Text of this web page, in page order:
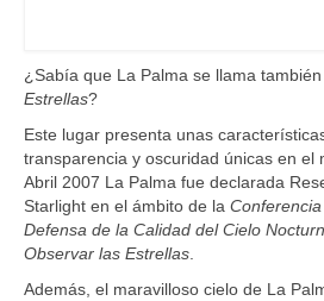
¿Sabía que La Palma se llama también
Estrellas?
Este lugar presenta unas
transparencia y oscuridad únicas en el
Abril 2007 La Palma fue declarada
Starlight en el ámbito de la
Defensa de la Calidad del Cielo
Observar las Estrellas
Además, el maravilloso cielo de La